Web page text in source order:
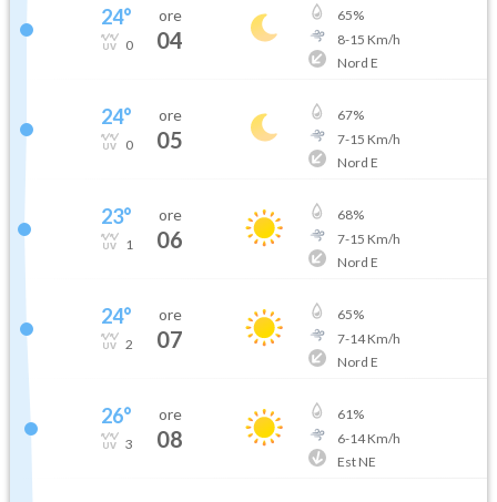
24°
0
ore
04
65%
8-15 Km/h
Nord E
24°
0
ore
05
67%
7-15 Km/h
Nord E
23°
1
ore
06
68%
7-15 Km/h
Nord E
24°
2
ore
07
65%
7-14Km/h
Nord E
26°
3
ore
08
61%
6-14Km/h
Est NE